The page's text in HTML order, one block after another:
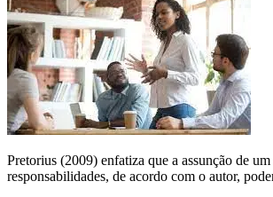
Pretorius (2009) enfatiza que a assunção de
responsabilidades, de acordo com o autor,